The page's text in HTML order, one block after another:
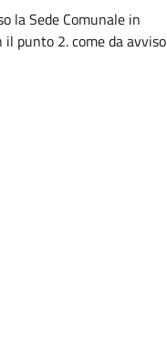
la Sede Comunale in
punto 2. come da avviso